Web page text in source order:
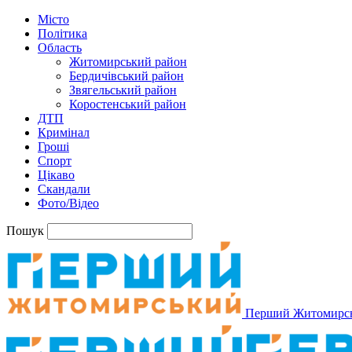
Місто
Політика
Область
Житомирський район
Бердичівський район
Звягельський район
Коростенський район
ДТП
Кримінал
Гроші
Спорт
Цікаво
Скандали
Фото/Відео
Пошук
Перший